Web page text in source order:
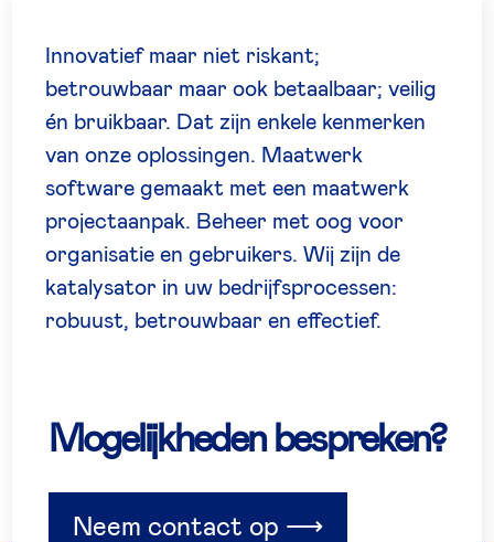
Innovatief maar niet riskant;
betrouwbaar maar ook betaalbaar; veilig
én bruikbaar. Dat zijn enkele kenmerken
van onze oplossingen. Maatwerk
software gemaakt met een maatwerk
projectaanpak. Beheer met oog voor
organisatie en gebruikers. Wij zijn de
katalysator in uw bedrijfsprocessen:
robuust, betrouwbaar en effectief.
Mogelijkheden bespreken?
Neem contact op ⟶